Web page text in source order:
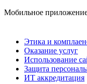
Мобильное
Этика и
Оказание услуг
Использование
Защита
ИТ аккредитация